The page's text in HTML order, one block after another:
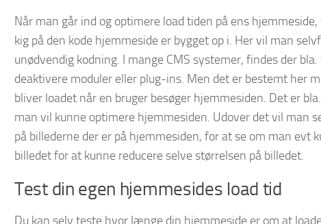
Når man går ind og optimere load tiden på ens
kig på den kode hjemmeside er bygget op i. Her vil man
unødvendig kodning. I mange CMS systemer, findes der
deaktivere moduler eller plug-ins. Men det er bestemt her
bliver loadet når en bruger besøger hjemmesiden. Det er
man vil kunne optimere hjemmesiden. Udover det vil man
på billederne der er på hjemmesiden, for at se om man evt
billedet for at kunne reducere selve størrelsen på billedet.
Test din egen hjemmesides load tid
Du kan selv teste hvor længe din hjemmeside er om at